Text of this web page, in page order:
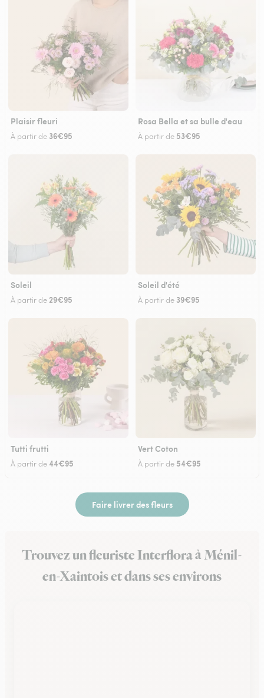
Plaisir fleuri
À partir de 36€95
Rosa Bella et sa bulle d'eau
À partir de 53€95
Soleil
À partir de 29€95
Soleil d'été
À partir de 39€95
Tutti frutti
À partir de44€95
Vert Coton
À partir de 54€95
Faire livrer des fleurs
Trouvez un fleuriste Interflora à Ménil-
en-Xaintois et dans ses environs